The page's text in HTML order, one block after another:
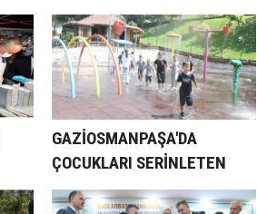
BELEDİYESİ'NE BAŞVURUYOR
GAZİOSMANPAŞA'DA
ÇOCUKLARI SERİNLETEN
PARK